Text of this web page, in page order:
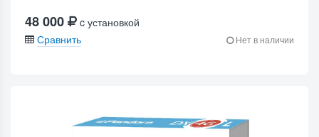
48 000
c установкой
Сравнить
Нет в наличии